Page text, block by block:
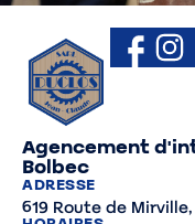
Agencement
Bolbec
ADRESSE
619 Route de